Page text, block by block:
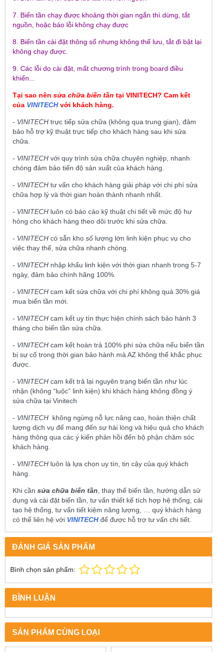
7. Biến tần chạy được khoảng thời gian ngắn thì dừng, tắt
nguồn, hoặc báo lỗi không chạy được
8. Biến tần cài đặt thông số nhưng không thể lưu, tắt đi bật lại
không chạy được.
9. Các lỗi do cài đặt, mất chương trình trong board điều
khiển...
Tại sao nên sửa chữa biến tần tại VINITECH? Cam kết
của VINITECHvới khách hàng.
- VINITECH trực tiếp sửa chữa (không qua trung gian), đảm
bảo hỗ trợ kỹ thuật trực tiếp cho khách hàng sau khi sửa
chữa.
- VINITECH với quy trình sửa chữa chuyên nghiệp, nhanh
chóng đảm bảo tiến độ sản xuất của khách hàng.
- VINITECH tư vấn cho khách hàng giải pháp với chi phí sửa
chữa hợp lý và thời gian hoàn thành nhanh nhất.
- VINITECH luôn có báo cáo kỹ thuật chi tiết về mức độ hư
hỏng cho khách hàng theo dõi trước khi sửa chữa.
- VINITECH có sẵn kho số lượng lớn linh kiện phục vụ cho
việc thay thế, sửa chữa nhanh chóng.
- VINITECH nhập khẩu linh kiện với thời gian nhanh trong 5-7
ngày, đảm bảo chính hãng 100%.
- VINITECH cam kết sửa chữa với chi phí không quá 30% giá
mua biến tần mới.
- VINITECH cam kết uy tín thực hiện chính sách bảo hành 3
tháng cho biến tần sửa chữa.
- VINITECH cam kết hoàn trả 100% phí sửa chữa nếu biến tần
bị sự cố trong thời gian bảo hành mà AZ không thể khắc phục
được.
- VINITECH cam kết trả lại nguyên trạng biến tần như lúc
nhận (không “luộc” linh kiện) khi khách hàng không đồng ý
sửa chữa tại Vinitech
- VINITECH không ngừng nỗ lực nâng cao, hoàn thiện chất
lượng dịch vụ để mang đến sự hài lòng và hiệu quả cho khách
hàng thông qua các ý kiến phản hồi đến bộ phận chăm sóc
khách hàng.
- VINITECH luôn là lựa chọn uy tín, tin cậy của quý khách
hàng.
Khi cần sửa chữa biến tần , thay thế biến tần, hướng dẫn sử
dụng và cài đặt biến tần, tư vấn thiết kế tích hợp hệ thống, cải
tạo hệ thống, tư vấn tiết kiệm năng lượng, … quý khách hàng
có thể liên hệ với VINITECHđể được hỗ trợ tư vấn chi tiết.
ĐÁNH GIÁ SẢN PHẨM
Bình chọn sản phẩm:
BÌNH LUẬN
SẢN PHẨM CÙNG LOẠI